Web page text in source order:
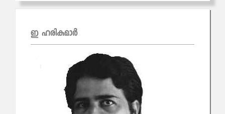
ഇ ഹരികുമാര്‍